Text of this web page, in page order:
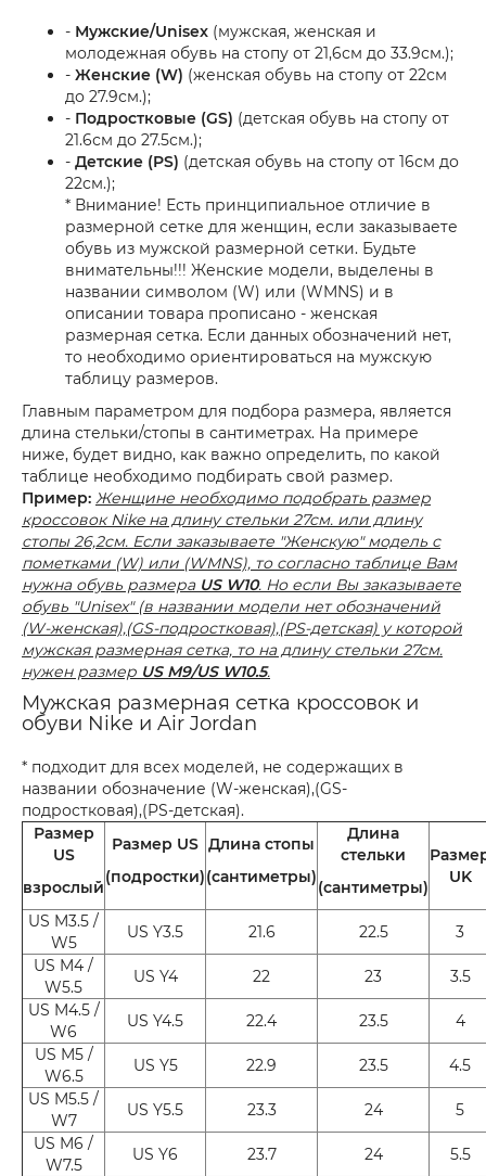
- Мужские/Unisex (мужская, женская и
молодежная обувь на стопу от 21,6см до 33.9см.);
- Женские (W) (женская обувь на стопу от 22см
до 27.9см.);
- Подростковые (GS) (детская обувь на стопу от
21.6см до 27.5см.);
- Детские (PS) (детская обувь на стопу от 16см до
22см.);
* Внимание! Есть принципиальное отличие в
размерной сетке для женщин, если заказываете
обувь из мужской размерной сетки. Будьте
внимательны!!! Женские модели, выделены в
названии символом (W) или (WMNS) и в
описании товара прописано - женская
размерная сетка. Если данных обозначений нет,
то необходимо ориентироваться на мужскую
таблицу размеров.
Главным параметром для подбора размера, является
длина стельки/стопы в сантиметрах. На примере
ниже, будет видно, как важно определить, по какой
таблице необходимо подбирать свой размер.
Пример: Женщине необходимо подобрать размер
кроссовок Nike на длину стельки 27см. или длину
стопы 26,2см. Если заказываете "Женскую" модель с
пометками (W) или (WMNS), то согласно таблице Вам
нужна обувь размера US W10. Но если Вы заказываете
обувь "Unisex" (в названии модели нет обозначений
(W-женская),(GS-подростковая),(PS-детская) у которой
мужская размерная сетка, то на длину стельки 27см.
нужен размер US M9/US W10.5.
Мужская размерная сетка кроссовок и
обуви Nike и Air Jordan
* подходит для всех моделей, не содержащих в
названии обозначение (W-женская),(GS-
подростковая),(PS-детская).
Размер
US
взрослый
Размер US
(подростки)
Длина стопы
(сантиметры)
Длина
стельки
(сантиметры)
UK
US M3.5 /
W5
US Y3.5 21.6 22.5
3
US M4 /
W5.5
US Y4 22 23
3.5
US M4.5 /
W6
US Y4.5 22.4 23.5
4
US M5 /
W6.5
US Y5 22.9 23.5
4.5
US M5.5 /
W7
US Y5.5 23.3 24
5
US M6 /
W7.5
US Y6 23.7 24
5.5